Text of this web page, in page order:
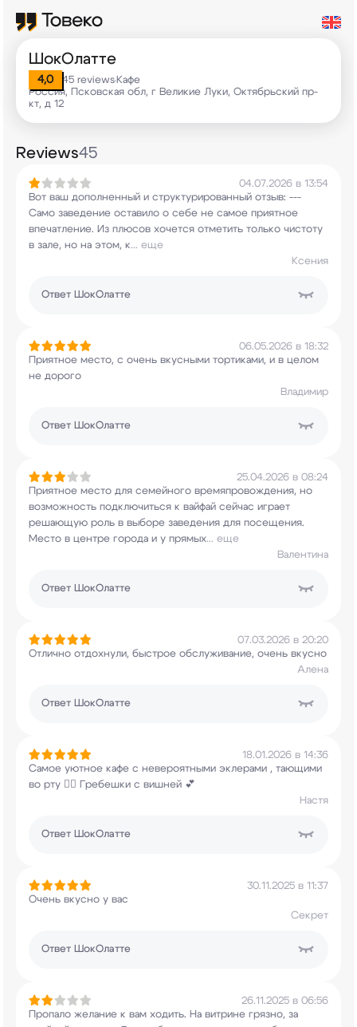
ШокОлатте
4,0 45 reviews•Кафе
Россия, Псковская обл, г Великие Луки, Октябрьский пр-
кт, д 12
Reviews45
04.07.2026 в 13:54
Вот ваш дополненный и структурированный отзыв: ---
Само заведение оставило о себе не самое приятное
впечатление. Из плюсов хочется отметить только чистоту
в зале, но на этом, к... еще
Ксения
Ответ ШокОлатте
06.05.2026 в 18:32
Приятное место, с очень вкусными тортиками, и в целом
не дорого
Владимир
Ответ ШокОлатте
25.04.2026 в 08:24
Приятное место для семейного времяпровождения, но
возможность подключиться к вайфай сейчас играет
решающую роль в выборе заведения для посещения.
Место в центре города и у прямых... еще
Валентина
Ответ ШокОлатте
07.03.2026 в 20:20
Отлично отдохнули, быстрое обслуживание, очень вкусно
Алена
Ответ ШокОлатте
18.01.2026 в 14:36
Самое уютное кафе с невероятными эклерами , тающими
во рту ❤️‍🔥 Гребешки с вишней 💕
Настя
Ответ ШокОлатте
30.11.2025 в 11:37
Очень вкусно у вас
Секрет
Ответ ШокОлатте
26.11.2025 в 06:56
Пропало желание к вам ходить. На витрине грязно, за